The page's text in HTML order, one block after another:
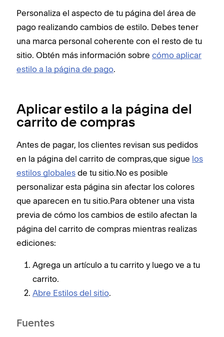
Personaliza el aspecto de tu página del área de
pago realizando cambios de estilo. Debes tener
una marca personal coherente con el resto de tu
sitio. Obtén más información sobre cómo aplicar
estilo a la página de pago.
Aplicar estilo a la página del
carrito de compras
Antes de pagar, los clientes revisan sus pedidos
en la página del carrito de compras,que sigue los
estilos globales de tu sitio.No es posible
personalizar esta página sin afectar los colores
que aparecen en tu sitio.Para obtener una vista
previa de cómo los cambios de estilo afectan la
página del carrito de compras mientras realizas
ediciones:
Agrega un artículo a tu carrito y luego ve a tu
carrito.
Abre Estilos del sitio.
Fuentes